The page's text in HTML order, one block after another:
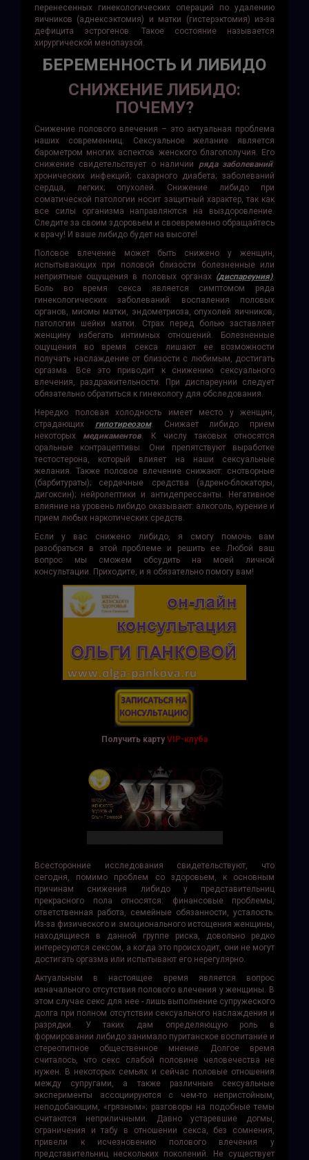
перенесенных гинекологических операций по удалению
яичников (аднексэктомия) и матки (гистерэктомия) из-за
дефицита эстрогенов. Такое состояние называется
хирургической менопаузой.
БЕРЕМЕННОСТЬ И ЛИБИДО
СНИЖЕНИЕ ЛИБИДО:
ПОЧЕМУ?
Снижение полового влечения – это актуальная проблема
наших современниц. Сексуальное желание является
барометром многих аспектов женского благопо­лучия. Его
снижение свидетельствует о наличии ряда заболеваний:
хронических инфекций; сахарного диабета; заболеваний
сердца, легких; опухолей. Снижение либидо при
соматической патологии носит защитный характер, так как
все силы организма направляются на выздоровление.
Следите за своим здоровьем и своевременно обращайтесь
к врачу! И ваше либидо будет на высоте!
Половое влечение может быть снижено у женщин,
испытывающих при половой близости болезненные или
неприятные ощущения в половых органах (диспареуния).
Боль во время секса является симптомом ряда
гинекологических заболеваний: воспаления половых
органов, миомы матки, эндометриоза, опухолей яичников,
патологии шейки матки. Страх перед болью заставляет
женщину избегать интимных отношений. Болезненные
ощущения во время секса лишают ее возможности
получать наслаждение от близости с любимым, достигать
оргазма. Все это приводит к снижению сексуального
влечения, раздражительности. При диспареунии следует
обязательно обратиться к гинекологу для обследования.
Нередко половая холодность имеет место у женщин,
страдающих гипотиреозом. Снижает либидо прием
некоторых медикаментов. К числу таковых относятся
оральные контрацептивы. Они препятствуют выработке
тестостерона, который влияет на наши сексуальные
желания. Также половое влечение снижают: снотворные
(барбитураты); сердечные средства (адрено-блокаторы,
дигоксин); нейролептики и антидепрессанты. Негативное
влияние на уровень либидо оказывают: алкоголь, курение и
прием любых наркотических средств.
Если у вас снижено либидо, я смогу помочь вам
разобраться в этой проблеме и решить ее. Любой ваш
вопрос мы сможем обсудить на моей личной
консультации. Приходите, и я обязательно помогу вам!
Получить карту VIP-клуба
Всесторонние исследования свидетельствуют, что
сегодня, помимо проблем со здоровьем, к основным
причинам снижения либидо у представительниц
прекрасного пола относятся: финансовые проблемы,
ответственная работа, семей­ные обязанности, уста­лость.
Из-за физического и эмоционального истощения женщины,
находящиеся в данной группе риска, довольно редко
интересуют­ся сексом, а когда это происходит, они не могут
достигать оргазма или испытывают его нерегулярно.
Актуальным в настоящее время является вопрос
изначального отсутствия полового влечения у женщины. В
этом случае секс для нее - лишь выполнение супружеского
долга при полном отсутствии сексуального наслаждения и
разрядки. У таких дам определяющую роль в
формировании либидо занимало пуританское воспитание и
стереотипное общественное мнение. Долгое время
считалось, что секс слабой половине человечества не
нужен. В некоторых семьях и сейчас половые отношения
между супругами, а также различные сексуальные
эксперименты ассоциируются с чем-то непристойным,
неподобающим, «грязным»; разговоры на подобные темы
считаются неприличными. Давно устаревшие догмы,
ограничения и табу в отношении секса, без сомнения,
привели к исчезновению полового влечения у
представительниц нескольких поколений. Не существует